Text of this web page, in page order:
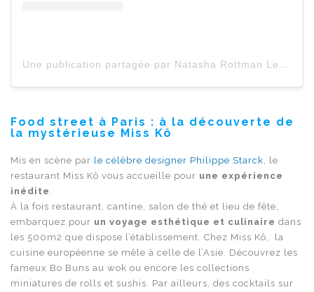
Une publication partagée par Natasha Rottman Le Tanneur (@natashaletanneur)
Food street à Paris : à la découverte de
la mystérieuse Miss Kô
Mis en scène par le célèbre designer Philippe Starck , le
restaurant Miss Kô vous accueille pour une expérience
inédite
À la fois restaurant, cantine, salon de thé et lieu de fête,
embarquez pour un voyage esthétique et culinaire dans
les 500m2 que dispose l’établissement. Chez Miss Kô, la
cuisine européenne se mêle à celle de l’Asie. Découvrez les
fameux Bo Buns au wok ou encore les collections
miniatures de rolls et sushis. Par ailleurs, des cocktails sur